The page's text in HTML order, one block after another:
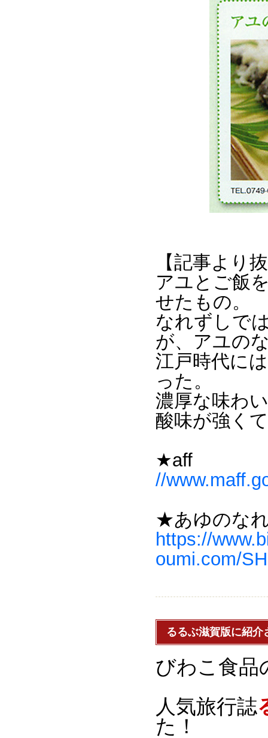
【記事より
アユとご飯
せたもの。
なれずしで
が、アユの
江戸時代に
った。
濃厚な味わ
酸味が強く
★aff
//
★あゆのな
https://
oumi.com/
るるぶ滋賀版に紹
びわこ食品
人気旅行誌
た！